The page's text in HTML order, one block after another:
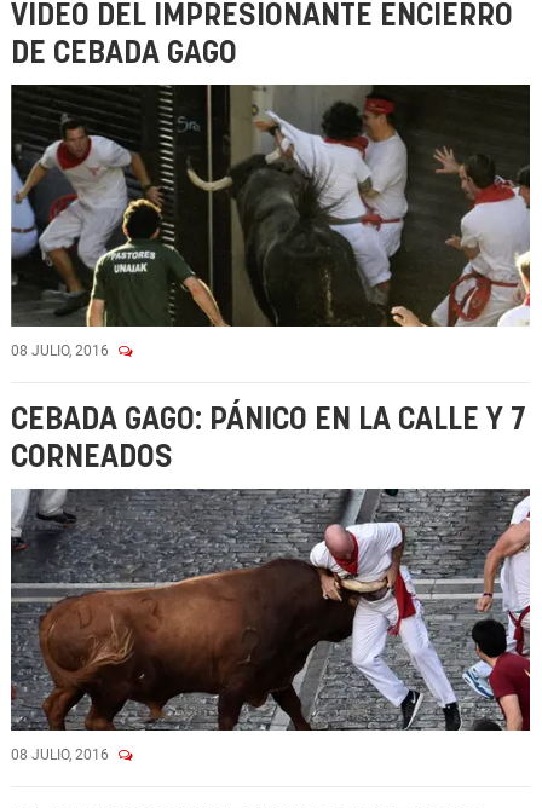
VÍDEO DEL IMPRESIONANTE ENCIERRO
DE CEBADA GAGO
08 JULIO, 2016
CEBADA GAGO: PÁNICO EN LA CALLE Y 7
CORNEADOS
08 JULIO, 2016